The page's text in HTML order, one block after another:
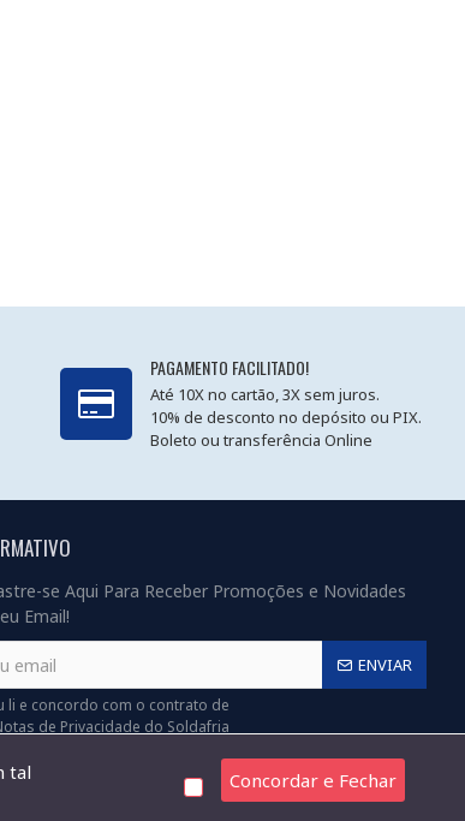
PAGAMENTO FACILITADO!
Até 10X no cartão, 3X sem juros.
10% de desconto no depósito ou PIX.
Boleto ou transferência Online
se Aqui Para Receber Promoções e Novidades
Email!
ENVIAR
li e concordo com o contrato de
de Privacidade do Soldafria
tal
Concordar e Fechar